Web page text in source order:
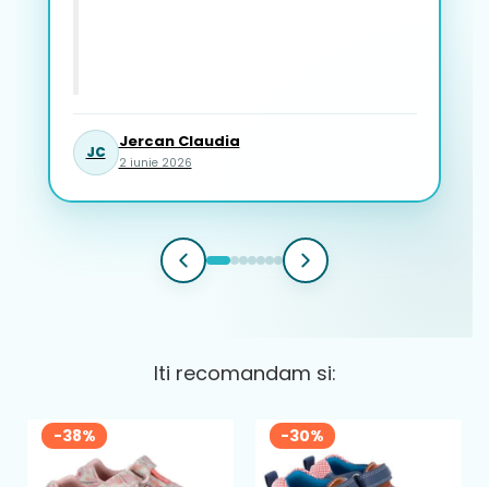
JC
Jercan Claudia
2 iunie 2026
Iti recomandam si:
-38% -30%